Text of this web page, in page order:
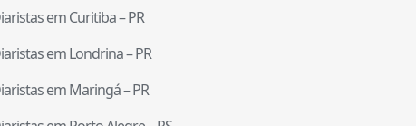
emCuritiba–PR
emLondrina–PR
emMaringá–PR